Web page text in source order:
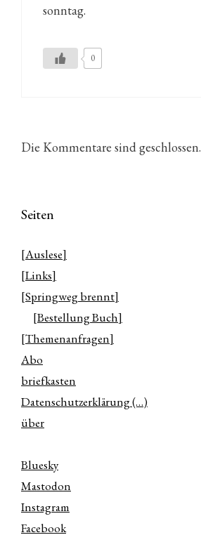
sonntag.
0
Die Kommentare sind geschlossen.
Seiten
[Auslese]
[Links]
[Springweg brennt]
[Bestellung Buch]
[Themenanfragen]
Abo
briefkasten
Datenschutzerklärung (…)
über
Bluesky
Mastodon
Instagram
Facebook